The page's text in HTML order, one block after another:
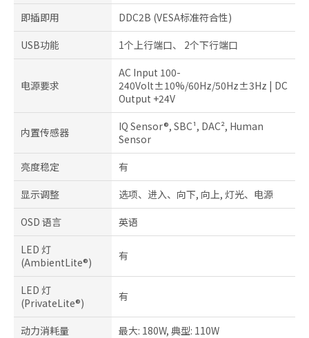
即插即用
DDC2B (VESA标准符合性)
USB功能
1个上行端口、 2个下行端口
电源要求
AC Input 100-
240Volt±10%/60Hz/50Hz±3Hz | DC
Output +24V
内置传感器
IQ Sensor®, SBC¹, DAC², Human
Sensor
亮度稳定
有
显示调整
选项、进入、向下, 向上, 灯光、电源
OSD 语言
英语
LED 灯
(AmbientLite®)
有
LED 灯
(PrivateLite®)
有
动力消耗量
最大: 180W, 典型: 110W